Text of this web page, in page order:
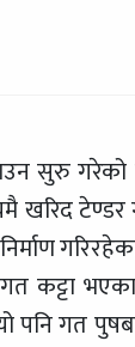
सुरु
टेण्डर
कट्टा
पनि गत